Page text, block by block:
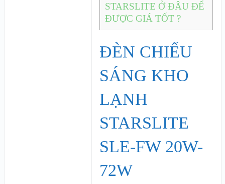
STARSLITE Ở ĐÂU ĐỂ
ĐƯỢC GIÁ TỐT ?
ĐÈN CHIẾU
SÁNG KHO
LẠNH
STARSLITE
SLE-FW 20W-
72W